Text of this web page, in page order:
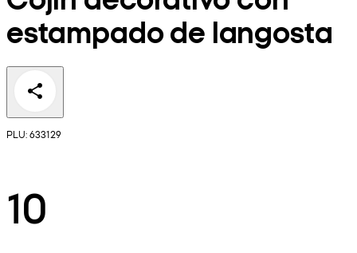
estampado de langosta
PLU: 633129
10